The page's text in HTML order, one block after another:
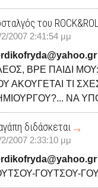
του
2/2007 2:41:54 μμ
ΒΡΕ ΠΑΙΔΙ
ΑΚΟΥΓΕΤΑΙ ΤΙ
ΝΑ
διδάσκεται
2/2007 2:33:10 μμ
ΓΟΥΤΣΟΥ-